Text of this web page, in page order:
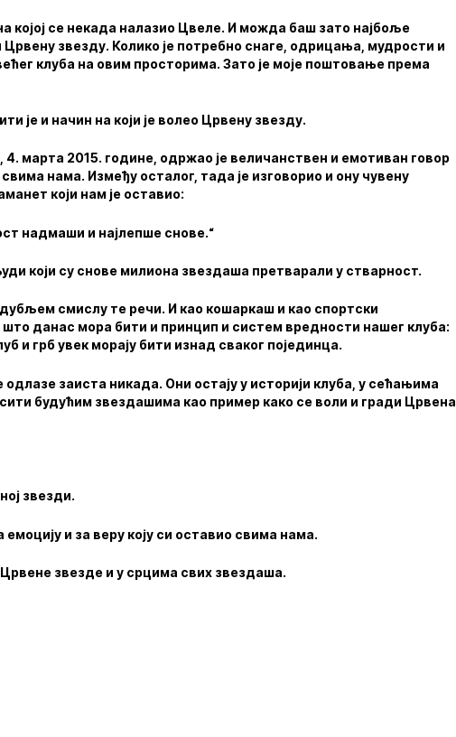
којој се некада налазио Цвеле. И можда баш зато најбоље
звезду. Колико је потребно снаге, одрицања, мудрости и
клуба на овим просторима. Зато је моје поштовање према
је и начин на који је волео Црвену звезду.
марта 2015. године, одржао је величанствен и емотиван говор
нама. Између осталог, тада је изговорио и ону чувену
који нам је оставио:
надмаши и најлепше снове.“
који су снове милиона звездаша претварали у стварност.
смислу те речи. И као кошаркаш и као спортски
данас мора бити и принцип и систем вредности нашег клуба:
и грб увек морају бити изнад сваког појединца.
заиста никада. Они остају у историји клуба, у сећањима
будућим звездашима као пример како се воли и гради Црвена
звезди.
и за веру коју си оставио свима нама.
звезде и у срцима свих звездаша.